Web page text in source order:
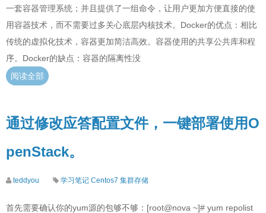
一套容器管理系统；并且提供了一组命令，让用户更加方便直接的使
用容器技术，而不需要过多关心底层内核技术。Docker的优点：相比
传统的虚拟化技术，容器更加简洁高效。容器使用的共享公共库和程
序。Docker的缺点：容器的隔离性没
阅读全部
通过修改应答配置文件，一键部署使用O
penStack。
teddyou 学习笔记 Centos7 集群存储
首先需要确认你的yum源的包够不够：[root@nova ~]# yum repolist